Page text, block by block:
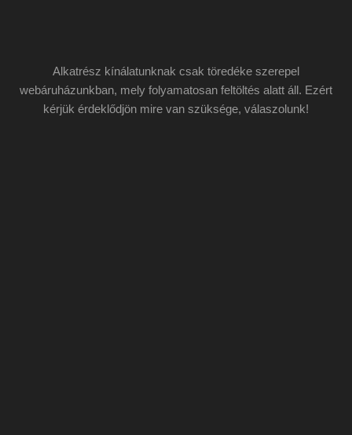
Alkatrész kínálatunknak csak töredéke szerepel
webáruházunkban, mely folyamatosan feltöltés alatt áll. Ezért
kérjük érdeklődjön mire van szüksége, válaszolunk!